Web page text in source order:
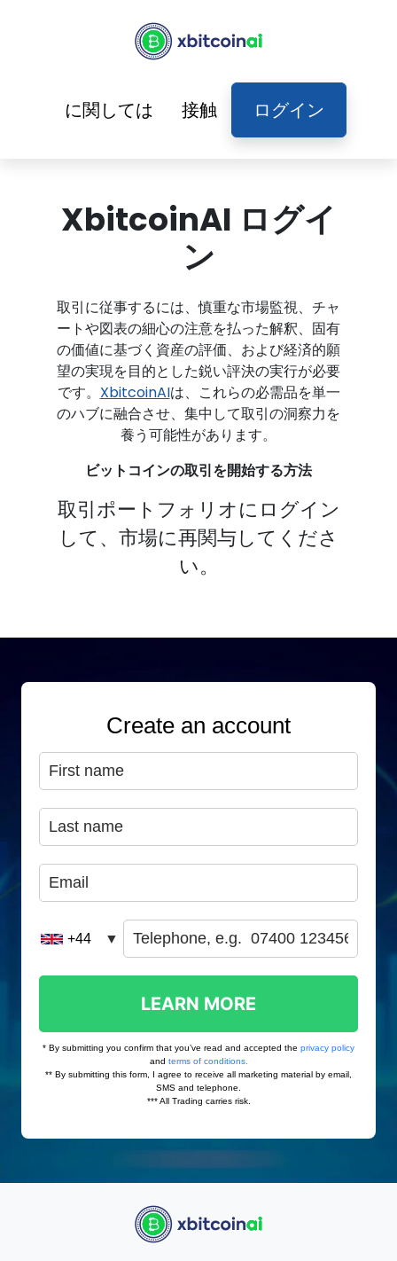
に関しては 接触 ログイン
XbitcoinAI ログイ
ン
取引に従事するには、慎重な市場監視、チャ
ートや図表の細心の注意を払った解釈、固有
の価値に基づく資産の評価、および経済的願
望の実現を目的とした鋭い評決の実行が必要
です。 XbitcoinAIは、これらの必需品を単一
のハブに融合させ、集中して取引の洞察力を
養う可能性があります。
ビットコインの取引を開始する方法
取引ポートフォリオにログイン
して、市場に再関与してくださ
い。